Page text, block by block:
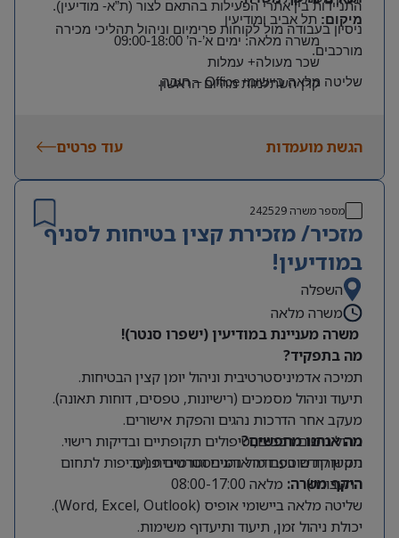
התניידות בין אתרי הפעילות בהתאם לצור (ת”א- מודיעין).
ניסיון בעבודה מול לקוחות פרימיום וניהול תהליכי מכירה
מורכבים.
שליטה מלאה ביישומיOffice – חובה.
רישיון נהיגה ונכונות להתניידות
מיקום: תל אביב ומודיעין
משרה מלאה: ימים א’-ה’ 09:00-18:00
שכר מעולה+ עמלות
קרן השתלמות מהיום הראשון
הגשת מועמדות עוד פרטים
מספר משרה242529
מזכיר/ מזכירת קצין בטיחות לסניף
במודיעין!
השפלה
משרה מלאה
משרה מעניינת במודיעין (ישפרו סנטר)!
מה בתפקיד?
תמיכה אדמיניסטרטיבית וניהול יומן קצין הבטיחות.
תיעוד וניהול מסמכים (רישיונות, טפסים, דוחות תאונה).
מעקב אחר הדרכות נהגים והפקת אישורים.
ניהול רישום רכבים, טיפולים תקופתיים ובדיקות רישוי.
תקשורת שוטפת מול נהגים וגורמים פנים.
היקף משרה: מלאה 08:00-17:00
מה אנחנו מחפשים?
ניסיון קודם בעבודה אדמיניסטרטיבית (עדיפות לתחום
התעבורה).
שליטה מלאה ביישומי אופיס (Word, Excel, Outlook).
יכולת ניהול זמן, תיעוד ותיעדוף משימות.